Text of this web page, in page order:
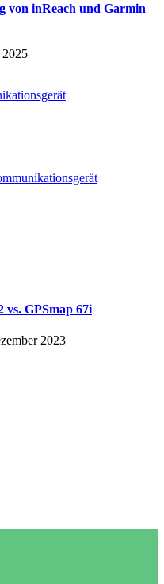
von inReach und Garmin
GPSmap 67i
2023